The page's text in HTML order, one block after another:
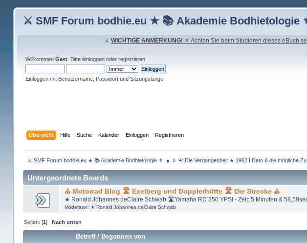
⚔ SMF Forum bodhie.eu ★ 📚 Akademie Bodhietologie
⚔WICHTIGE ANMERKUNG! ⚜ Achten Sie beim Studieren dieses eBuch
Willkommen Gast. Bitte einloggenoder registrieren.
Einloggen mit Benutzername, Passwort und Sitzungslänge
Übersicht Hilfe Suche Kalender Einloggen Registrieren
⚔ SMF Forum bodhie.eu ★ 📚 Akademie Bodhietologie ⚜  ● » 📇 Die Vergangenheit ★ 1962 Ï Dato & die mögliche
Untergeordnete Boards
⛪ Motorrad Blog 🛣 Exelberg und Dopplerhütte 🛣 Die Strecke ⛪
★ Ronald Johannes deClaire Schwab 🛣Yamaha RD 350 YPSI - Zeit: 5.Minuten &
Moderator: ★ Ronald Johannes deClaire Schwab
Seiten: [1]Nach unten
Betreff/ Begonnen von